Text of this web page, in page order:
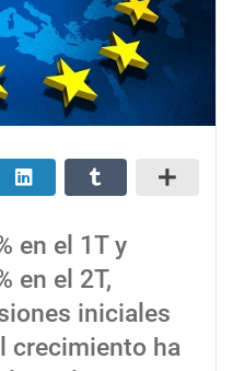
en el 1T y
en el 2T,
iniciales
crecimiento ha